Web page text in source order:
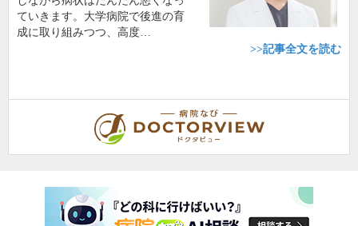
ていきます。大学病院で後進の育
成に取り組みつつ、高度…
>>記事全文を読む